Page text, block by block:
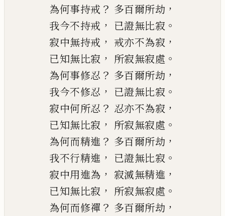
為何事持戒 ？ 多百爾所劫 ，
我今不持戒 ， 已證無比寂 。
寂中無持戒 ， 戒亦不為寂 ，
已知無比寂 ， 所寂無寂處 。
為何事修忍 ？ 多百爾所劫 ，
我今不修忍 ， 已證無比寂 。
寂中何所忍 ？ 忍亦不為寂 ，
已知無比寂 ， 所寂無寂處 。
為何而精進 ？ 多百爾所劫 ，
我不行精進 ， 已證無比寂 。
寂中用進為 ， 寂滅無精進 ，
已知無比寂 ， 所寂無寂處 。
為何而修禪 ？ 多百爾所劫 ，